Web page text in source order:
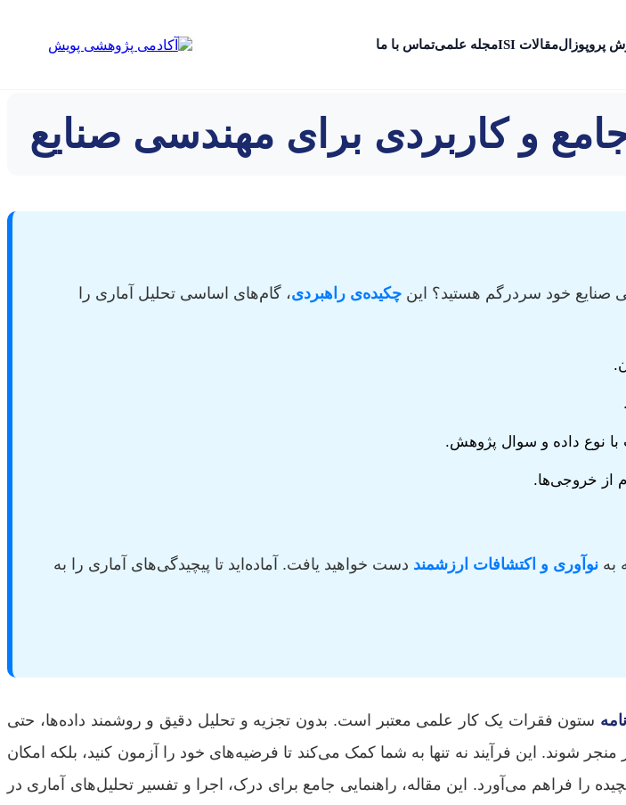
پروپوزالمقالات ISI مجله علمیتماس با ما
و کاربردی برای مهندسی صنایع
صنایع خود سردرگم هستید؟ این چکیده‌ی راهبردی، گام‌های اساسی تحلیل آماری را
با نوع داده و سوال پژوهش.
از خروجی‌ها.
به نوآوری و اکتشافات ارزشمند دست خواهید یافت. آماده‌اید تا پیچیدگی‌های آماری را به
ستون فقرات یک کار علمی معتبر است. بدون تجزیه و تحلیل دقیق و روشمند داده‌ها، حتی
منجر شوند. این فرآیند نه تنها به شما کمک می‌کند تا فرضیه‌های خود را آزمون کنید، بلکه امکان
را فراهم می‌آورد. این مقاله، راهنمایی جامع برای درک، اجرا و تفسیر تحلیل‌های آماری در